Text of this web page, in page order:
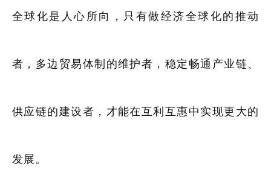
全球化是人心所向，只有做经济全球化的推动
者，多边贸易体制的维护者，稳定畅通产业链、
供应链的建设者，才能在互利互惠中实现更大的
发展。